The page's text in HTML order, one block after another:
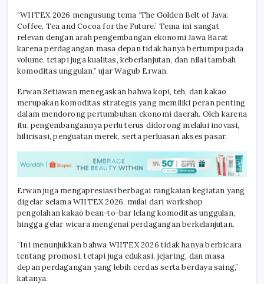
“WIITEX 2026 mengusung tema ‘The Golden Belt of Java:
Coffee, Tea and Cocoa for the Future.’ Tema ini sangat
relevan dengan arah pengembangan ekonomi Jawa Barat
karena perdagangan masa depan tidak hanya bertumpu pada
volume, tetapi juga kualitas, keberlanjutan, dan nilai tambah
komoditas unggulan,” ujar Wagub Erwan.
Erwan Setiawan menegaskan bahwa kopi, teh, dan kakao
merupakan komoditas strategis yang memiliki peran penting
dalam mendorong pertumbuhan ekonomi daerah. Oleh karena
itu, pengembangannya perlu terus didorong melalui inovasi,
hilirisasi, penguatan merek, serta perluasan akses pasar.
Erwan juga mengapresiasi berbagai rangkaian kegiatan yang
digelar selama WIITEX 2026, mulai dari workshop
pengolahan kakao bean-to-bar lelang komoditas unggulan,
hingga gelar wicara mengenai perdagangan berkelanjutan.
“Ini menunjukkan bahwa WIITEX 2026 tidak hanya berbicara
tentang promosi, tetapi juga edukasi, jejaring, dan masa
depan perdagangan yang lebih cerdas serta berdaya saing,”
katanya.